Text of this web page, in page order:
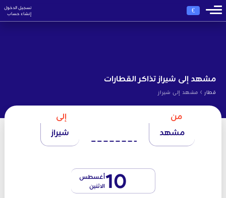
€
تسجيل الدخول
إنشاء حساب
مشهد إلى شيراز تذاكر القطارات
قطار › مشهد إلى شيراز
من
مشهد
إلى
شيراز
10أغسطس
الاثنين